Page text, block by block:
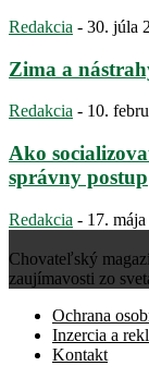
Redakcia - 30. júla
Zima a
Redakcia - 10.
Ako
správny postup
Redakcia - 17.
Chovateľský
zaujímavosti zo
Ochrana
Inzercia a
Kontakt